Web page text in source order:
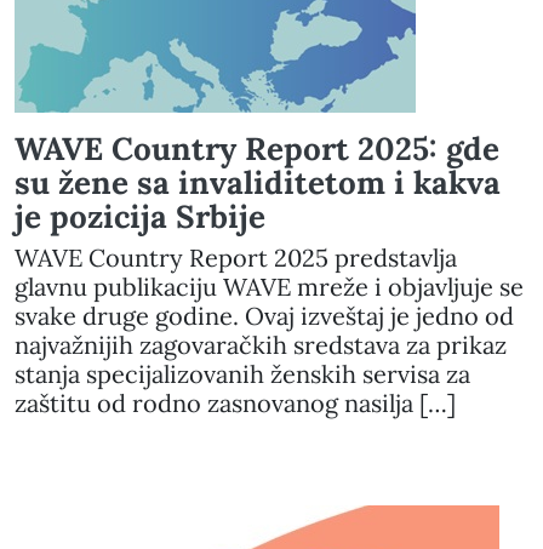
WAVE Country Report 2025: gde
su žene sa invaliditetom i kakva
je pozicija Srbije
WAVE Country Report 2025 predstavlja
glavnu publikaciju WAVE mreže i objavljuje se
svake druge godine. Ovaj izveštaj je jedno od
najvažnijih zagovaračkih sredstava za prikaz
stanja specijalizovanih ženskih servisa za
zaštitu od rodno zasnovanog nasilja […]